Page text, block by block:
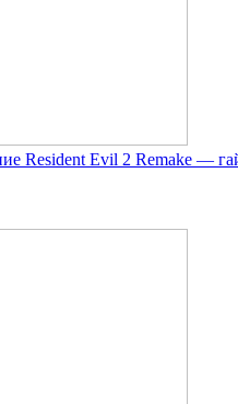
Resident Evil 2 Remake —